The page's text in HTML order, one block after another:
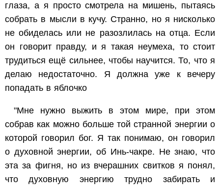
глаза, а я просто смотрела на мишень, пытаясь
собрать в мысли в кучу. Странно, но я нисколько
не обиделась или не разозлилась на отца. Если
он говорит правду, и я такая неумеха, то стоит
трудиться ещё сильнее, чтобы научится. То, что я
делаю недостаточно. Я должна уже к вечеру
попадать в яблочко
"Мне нужно выжить в этом мире, при этом
собрав как можно больше той странной энергии о
которой говорил бог. Я так понимаю, он говорил
о духовной энергии, об Инь-чакре. Не знаю, что
эта за фигня, но из вчерашних свитков я понял,
что духовную энергию трудно забирать и